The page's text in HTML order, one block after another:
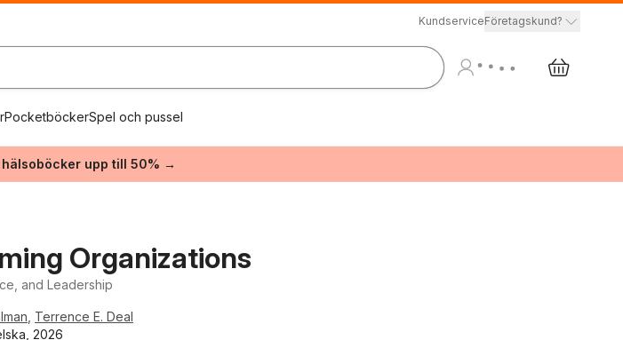
KundserviceFöretagskund?
PocketböckerSpel och pussel
upp till 50% →
Organizations
and Leadership
Terrence E. Deal
2026